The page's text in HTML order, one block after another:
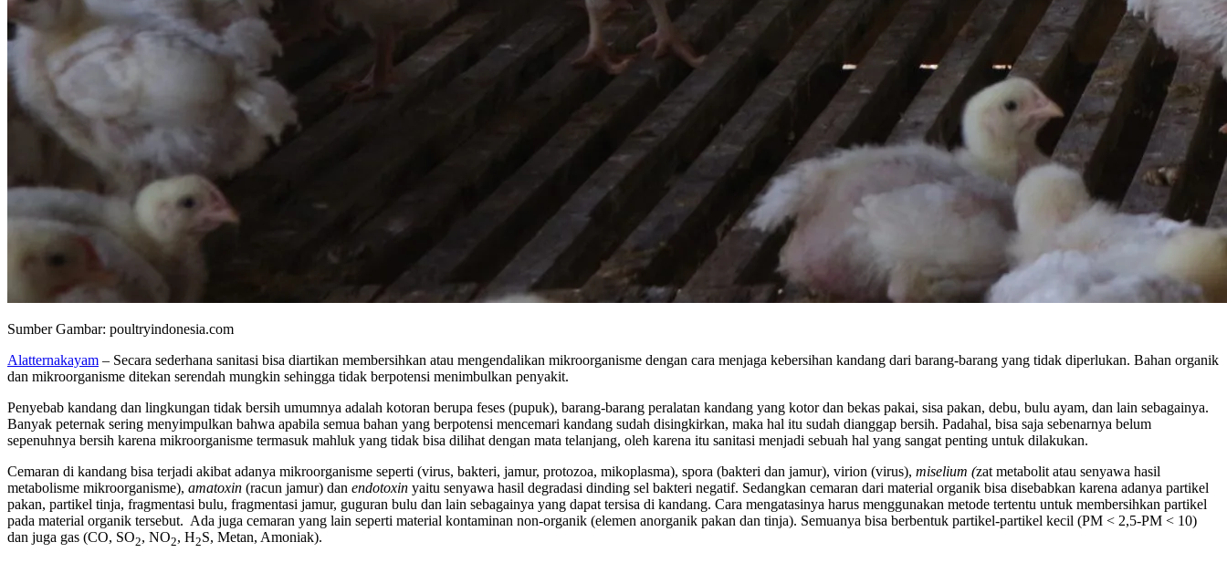
Sumber Gambar: poultryindonesia.com
Alatternakayam – Secara sederhana sanitasi bisa diartikan membersihkan atau mengendalikan mikroorganisme dengan cara menjaga kebersihan kandang dari barang-barang yang tidak diperlukan. Bahan organik
dan mikroorganisme ditekan serendah mungkin sehingga tidak berpotensi menimbulkan penyakit.
Penyebab kandang dan lingkungan tidak bersih umumnya adalah kotoran berupa feses (pupuk), barang-barang peralatan kandang yang kotor dan bekas pakai, sisa pakan, debu, bulu ayam, dan lain sebagainya.
Banyak peternak sering menyimpulkan bahwa apabila semua bahan yang berpotensi mencemari kandang sudah disingkirkan, maka hal itu sudah dianggap bersih. Padahal, bisa saja sebenarnya belum
sepenuhnya bersih karena mikroorganisme termasuk mahluk yang tidak bisa dilihat dengan mata telanjang, oleh karena itu sanitasi menjadi sebuah hal yang sangat penting untuk dilakukan.
Cemaran di kandang bisa terjadi akibat adanya mikroorganisme seperti (virus, bakteri, jamur, protozoa, mikoplasma), spora (bakteri dan jamur), virion (virus), miselium (zat metabolit atau senyawa hasil
metabolisme mikroorganisme), amatoxin (racun jamur) dan endotoxin yaitu senyawa hasil degradasi dinding sel bakteri negatif. Sedangkan cemaran dari material organik bisa disebabkan karena adanya partikel
pakan, partikel tinja, fragmentasi bulu, fragmentasi jamur, guguran bulu dan lain sebagainya yang dapat tersisa di kandang. Cara mengatasinya harus menggunakan metode tertentu untuk membersihkan partikel
pada material organik tersebut. Ada juga cemaran yang lain seperti material kontaminan non-organik (elemen anorganik pakan dan tinja). Semuanya bisa berbentuk partikel-partikel kecil (PM < 2,5-PM < 10)
dan juga gas (CO, SO2, NO2, H2S, Metan, Amoniak).